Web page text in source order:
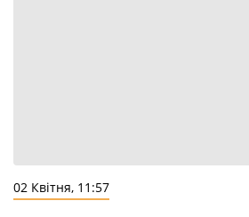
02 Квітня, 11:57